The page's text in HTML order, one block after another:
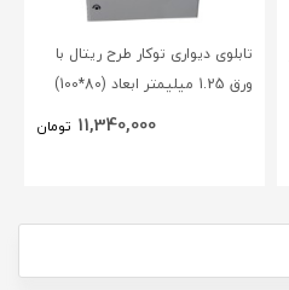
تابلوی دیواری توکار طرح ریتال با
ورق 1.25 میلیمتر ابعاد (80*100)
11,340,000 تومان